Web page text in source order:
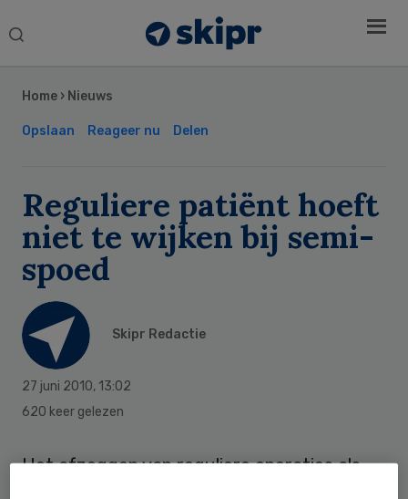
Search
Home › Nieuws
Opslaan Reageer nu Delen
Reguliere patiënt hoeft
niet te wijken bij semi-
spoed
Skipr Redactie
27 juni 2010, 13:02
620 keer gelezen
Het afzeggen van reguliere operaties als
Sidebar